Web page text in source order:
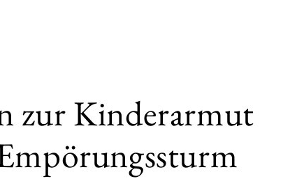
zur Kinderarmut